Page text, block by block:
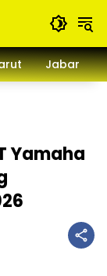
Jabar
Yamaha